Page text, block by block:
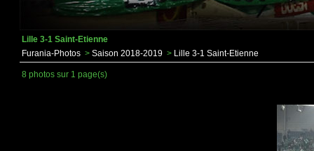
Lille 3-1 Saint-Etienne
Furania-Photos > Saison 2018-2019 > Lille 3-1 Saint-Etienne
8 photos sur 1 page(s)